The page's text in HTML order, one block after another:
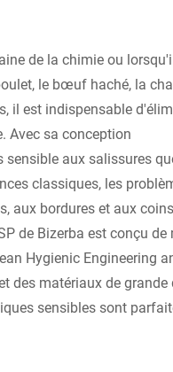
de la chimie ou
le bœuf haché, la
il est indispensable
Avec sa conception
aux salissures
classiques, les
aux bordures et aux
de Bizerba est conçu de
Hygienic Engineering
des matériaux de grande
sensibles sont